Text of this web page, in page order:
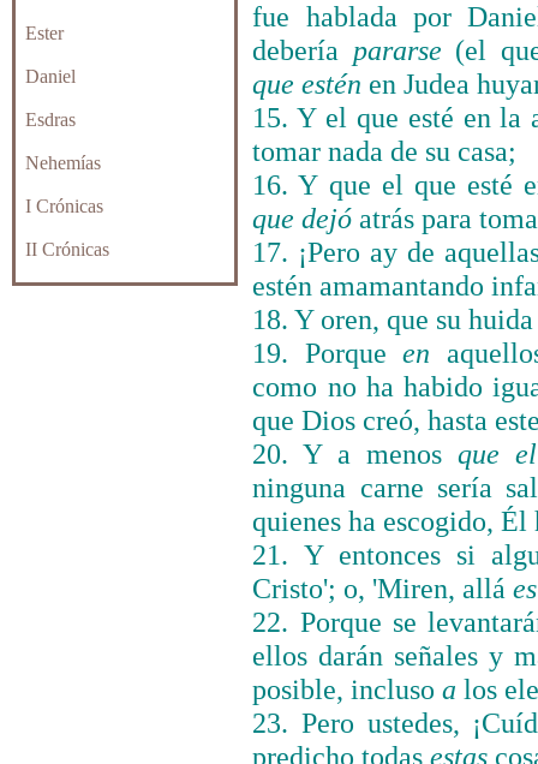
Ester
Daniel
Esdras
Nehemías
I Crónicas
II Crónicas
fue hablada por
debería pararse (el
que estén en Judea
15. Y el que esté en la
tomar nada de su casa;
16. Y que el que esté
que dejó atrás para
17. ¡Pero ay de
estén amamantando
18. Y oren, que su
19. Porqueen
como no ha habido
que Dios creó, hasta
20. Y a menos que el
ninguna carne sería
quienes ha escogido,
21. Y entonces si
Cristo'; o, 'Miren, allá
22. Porque se
ellos darán señales y
posible, inclusoa los
23. Pero ustedes,
predicho todasestas